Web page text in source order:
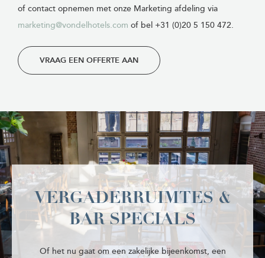
of contact opnemen met onze Marketing afdeling via
marketing@vondelhotels.com of bel +31 (0)20 5 150 472.
VRAAG EEN OFFERTE AAN
VERGADERRUIMTES &
BAR SPECIALS
Of het nu gaat om een zakelijke bijeenkomst, een